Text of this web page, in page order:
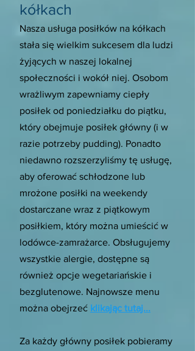
kółkach
Nasza usługa posiłków na kółkach
stała się wielkim sukcesem dla ludzi
żyjących w naszej lokalnej
społeczności i wokół niej. Osobom
wrażliwym zapewniamy ciepły
posiłek od poniedziałku do piątku,
który obejmuje posiłek główny (i w
razie potrzeby pudding). Ponadto
niedawno rozszerzyliśmy tę usługę,
aby oferować schłodzone lub
mrożone posiłki na weekendy
dostarczane wraz z piątkowym
posiłkiem, który można umieścić w
lodówce-zamrażarce. Obsługujemy
wszystkie alergie, dostępne są
również opcje wegetariańskie i
bezglutenowe. Najnowsze menu
można obejrzeć klikając tutaj...
Za każdy główny posiłek pobieramy